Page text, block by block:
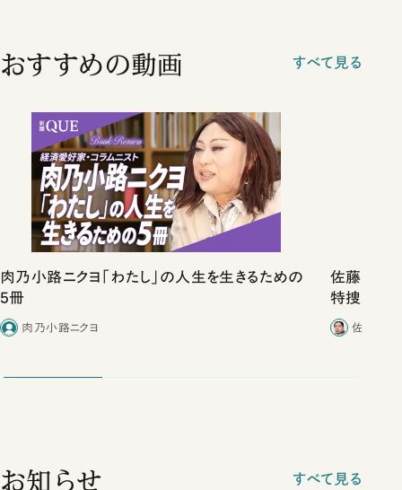
おすすめの動画 すべて見る
肉乃小路ニクヨ「わたし」の人生を生きるための
5冊
肉乃小路ニクヨ
佐藤優vs
特捜取調
合ったこと
佐藤優
お知らせ すべて見る